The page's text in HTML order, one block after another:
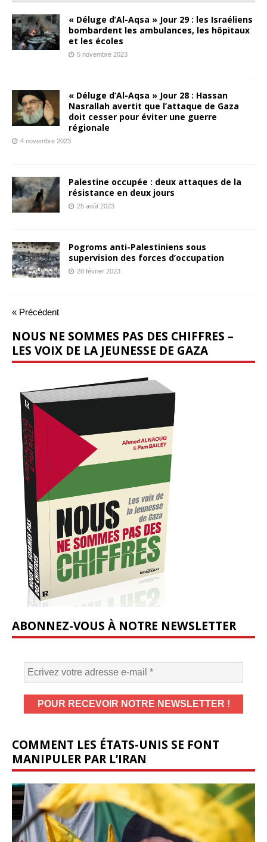
« Déluge d’Al-Aqsa » Jour 29 : les Israéliens
bombardent les ambulances, les hôpitaux
et les écoles
5 novembre 2023
« Déluge d’Al-Aqsa » Jour 28 : Hassan
Nasrallah avertit que l’attaque de Gaza
doit cesser pour éviter une guerre
régionale
4 novembre 2023
Palestine occupée : deux attaques de la
résistance en deux jours
25 août 2023
Pogroms anti-Palestiniens sous
supervision des forces d’occupation
28 février 2023
« Précédent
NOUS NE SOMMES PAS DES CHIFFRES –
LES VOIX DE LA JEUNESSE DE GAZA
ABONNEZ-VOUS À NOTRE NEWSLETTER
COMMENT LES ÉTATS-UNIS SE FONT
MANIPULER PAR L’IRAN